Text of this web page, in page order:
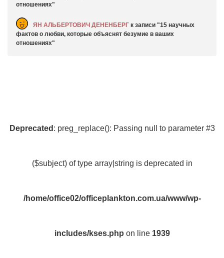
отношениях
ЯН АЛЬБЕРТОВИЧ ДЕНЕНБЕРГ к записи
15 научных
фактов о любви, которые объяснят безумие в ваших
отношениях
Deprecated : preg_replace(): Passing null to parameter #3
($subject) of type array|string is deprecated in
/home/office02/officeplankton.com.ua/www/wp-
includes/kses.php on line 1939